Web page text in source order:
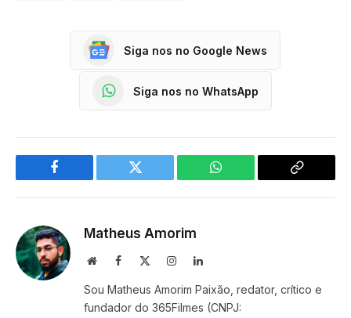
Siga nos no Google News
Siga nos no WhatsApp
Facebook Twitter WhatsApp
Copy
Matheus Amorim
WebsiteFacebook InstagramLinkedIn
Sou Matheus Amorim Paixão, redator, crítico e
fundador do 365Filmes (CNPJ: